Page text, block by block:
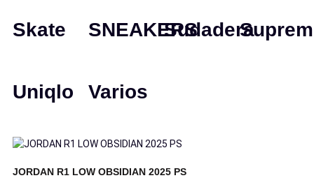
Skate SNEAKERSSudadera
Uniqlo Varios
JORDAN R1 LOW OBSIDIAN 2025 PS